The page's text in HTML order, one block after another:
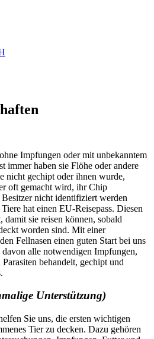
Impfungen oder mit unbekanntem
immer haben sie Flöhe oder andere
nicht gechipt oder ihnen wurde,
oft gemacht wird, ihr Chip
nicht identifiziert werden
hat einen EU-Reisepass. Diesen
damit sie reisen können, sobald
worden sind. Mit einer
Fellnasen einen guten Start bei uns
alle notwendigen Impfungen,
behandelt, gechipt und
Unterstützung)
Sie uns, die ersten wichtigen
Tier zu decken. Dazu gehören